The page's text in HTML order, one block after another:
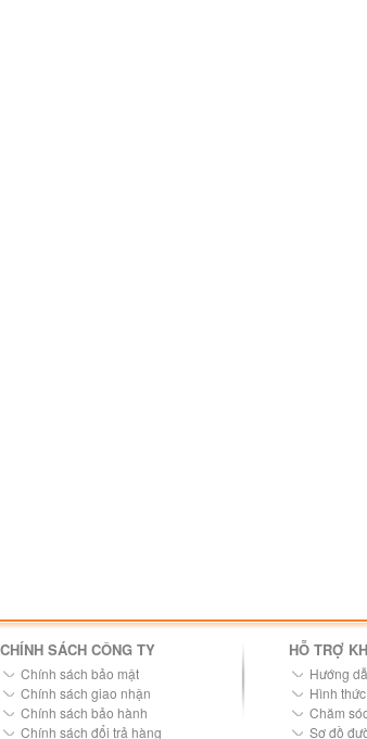
CHÍNH SÁCH CÔNG TY
Chính sách bảo mật
Chính sách giao nhận
Chính sách bảo hành
Chính sách đổi trả hàng
HỖ TRỢ
Hướng
Hình
Chăm
Sơ đồ